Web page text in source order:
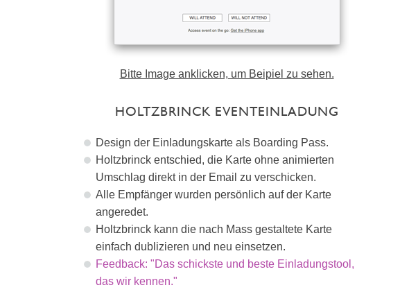
Bitte Image anklicken, um Beipiel zu sehen.
HOLTZBRINCK EVENTEINLADUNG
Design der Einladungskarte als Boarding Pass.
Holtzbrinck entschied, die Karte ohne animierten
Umschlag direkt in der Email zu verschicken.
Alle Empfänger wurden persönlich auf der Karte
angeredet.
Holtzbrinck kann die nach Mass gestaltete Karte
einfach dublizieren und neu einsetzen.
Feedback: "Das schickste und beste Einladungstool,
das wir kennen."